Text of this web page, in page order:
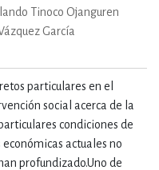
Tinoco Ojanguren
García
particulares en el
social acerca de la
condiciones de
actuales no
profundizado.Uno de